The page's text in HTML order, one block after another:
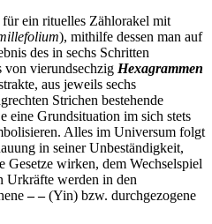
ein rituelles Zählorakel mit
), mithilfe dessen man auf
des in sechs Schritten
von vierundsechzig Hexagrammen
aus jeweils sechs
Strichen bestehende
eine Grundsituation im sich stets
Alles im Universum folgt
in seiner Unbeständigkeit,
wirken, dem Wechselspiel
Urkräfte werden in den
– –(Yin) bzw. durchgezogene